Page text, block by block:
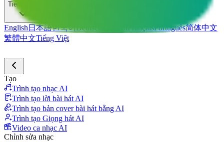
Tiếng Việt
English 日本語한국어Deutsch FrançaisPortuguês简体中文
繁體中文Tiếng Việt
Tạo
Trình tạo nhạc AI
Trình tạo lời bài hát AI
Trình tạo bản cover bài hát bằng AI
Trình tạo Giọng hát AI
Video ca nhạc AI
Chỉnh sửa nhạc